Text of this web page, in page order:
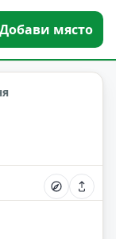
Добави място